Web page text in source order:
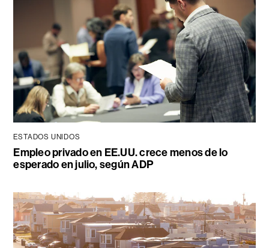
ESTADOS UNIDOS
Empleo privado en EE.UU. crece menos de lo
esperado en julio, según ADP